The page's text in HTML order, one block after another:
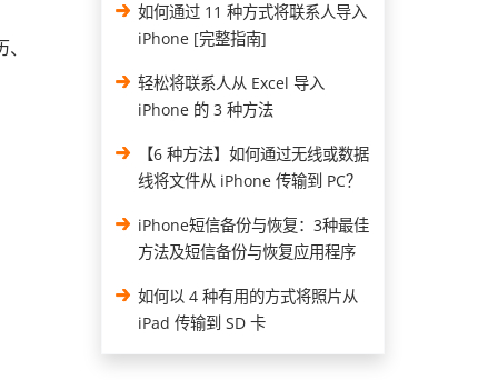
如何通过 11 种方式将联系人导入
iPhone [完整指南]
轻松将联系人从 Excel 导入
iPhone 的 3 种方法
【6 种方法】如何通过无线或数据
线将文件从 iPhone 传输到 PC？
iPhone短信备份与恢复：3种最佳
方法及短信备份与恢复应用程序
如何以 4 种有用的方式将照片从
iPad 传输到 SD 卡